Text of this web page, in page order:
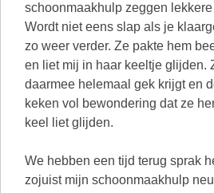
schoonmaakhulp zeggen
Wordt niet eens slap als je
zo weer verder. Ze pakte hem
en liet mij in haar keeltje glijden.
daarmee helemaal gek krijgt en
keken vol bewondering dat ze
keel liet glijden.
We hebben een tijd terug sprak
zojuist mijn schoonmaakhulp